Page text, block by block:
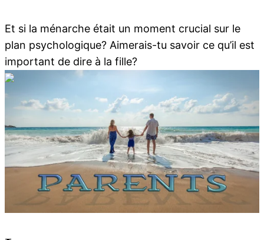
Et si la ménarche était un moment crucial sur le
plan psychologique? Aimerais-tu savoir ce qu’il est
important de dire à la fille?
00:00